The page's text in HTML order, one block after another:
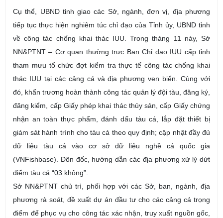
Cụ thể, UBND tỉnh giao các Sở, ngành, đơn vị, địa phương
tiếp tục thực hiện nghiêm túc chỉ đạo của Tỉnh ủy, UBND tỉnh
về công tác chống khai thác IUU . Trong tháng 11 này, Sở
NN&PTNT – Cơ quan thường trực Ban Chỉ đạo IUU cấp tỉnh
tham mưu tổ chức đợt kiểm trathực tế công tác chống khai
thác IUU tại các cảng cá và địa phương ven biển. Cùng với
đó, khẩntrương hoàn thành công tác quản lý đội tàu, đăng ký,
đăng kiểm, cấp Giấy phép khai thác thủy sản, cấp Giấy chứng
nhận an toàn thực phẩm, đánh dấu tàu cá, lắp đặt thiết bị
giám sát hành trình cho tàu cá theo quy định; cập nhật đầy đủ
dữ liệu tàu cá vào cơ sở dữ liệu nghề cá quốc gia
(VNFishbase). Đôn đốc, hướng dẫn các địa phương xử lý dứt
điểm tàu cá “03 không”
Sở NN&PTNT chủ trì, phối hợp với các Sở, ban, ngành, địa
phương rà soát, đề xuất dự án đầu tư cho các cảng cá trọng
điểm để phục vụ cho công tác xác nhận, truy xuất nguồn gốc,